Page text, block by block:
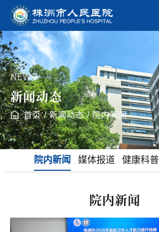
NEWS
新闻动态
首页 / 新闻动态 / 院内新闻
院内新闻 媒体报道 健康科普
院内新闻